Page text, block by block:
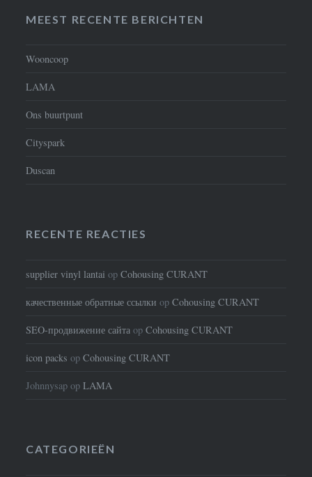
MEEST RECENTE BERICHTEN
Wooncoop
LAMA
Ons buurtpunt
Cityspark
Duscan
RECENTE REACTIES
supplier vinyl lantai opCohousing CURANT
качественные обратные ссылки opCohousing CURANT
SEO-продвижение сайта opCohousing CURANT
icon packs opCohousing CURANT
Johnnysap opLAMA
CATEGORIEËN